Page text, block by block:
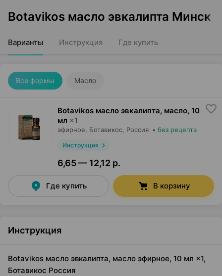
Botavikos масло эвкалипта Минск
Варианты Инструкция Где купить
Все формы Масло
Botavikos масло эвкалипта, масло, 10
мл ×1
эфирное, Ботавикос , Россия • без рецепта
Инструкция
6,65 — 12,12 р.
Где купить В корзину
Инструкция
Botavikos масло эвкалипта, масло эфирное, 10 мл ×1,
Ботавикос Россия